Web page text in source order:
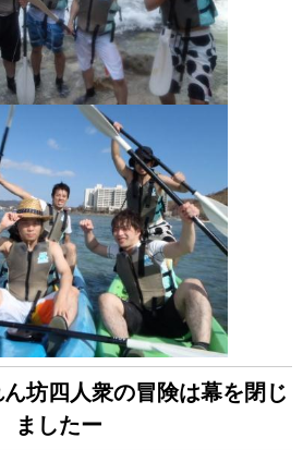
坊四人衆の冒険は幕を閉じ
ましたー